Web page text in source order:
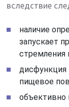
вследствие
наличие
запускает
стремления
дисфункция
пищевое
объективно